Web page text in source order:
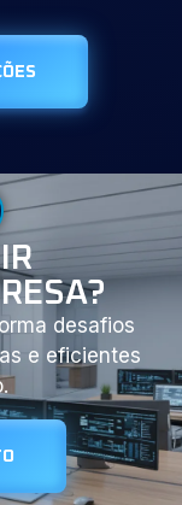
desafios
e eficientes